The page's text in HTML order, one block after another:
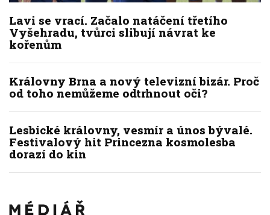
Lavi se vrací. Začalo natáčení třetího
Vyšehradu, tvůrci slibují návrat ke
kořenům
Královny Brna a nový televizní bizár. Proč
od toho nemůžeme odtrhnout oči?
Lesbické královny, vesmír a únos bývalé.
Festivalový hit Princezna kosmolesba
dorazí do kin